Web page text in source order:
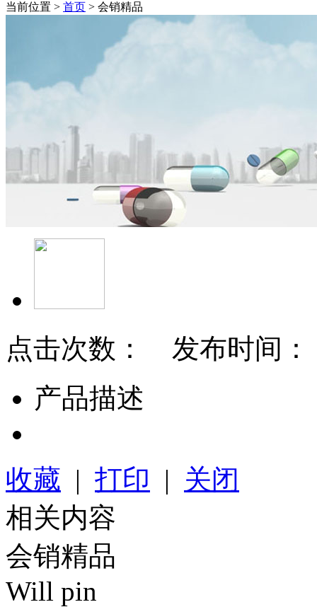
当前位置 > 首页 > 会销精品
点击次数： 发布时间：
产品描述
收藏 | 打印 | 关闭
相关内容
会销精品
Will pin